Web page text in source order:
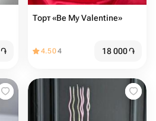
֏
Торт «Be My Valentine»
4.504 18 000֏